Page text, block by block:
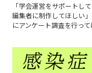
「学会運営をサポートし
編集者に制作してほしい
にアンケート調査を行っ